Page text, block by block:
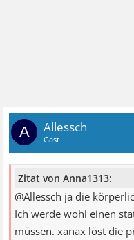
A Allessch
Gast
Zitat von Anna1313:
@Allessch ja die
Ich werde wohl einen
müssen. xanax löst die